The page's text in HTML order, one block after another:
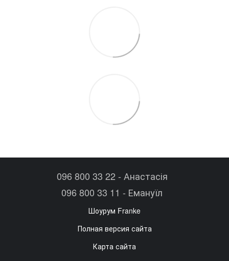
096 800 33 22 - Анастасія
096 800 33 11 - Емануїл
Шоурум Franke
Полная версия сайта
Карта сайта